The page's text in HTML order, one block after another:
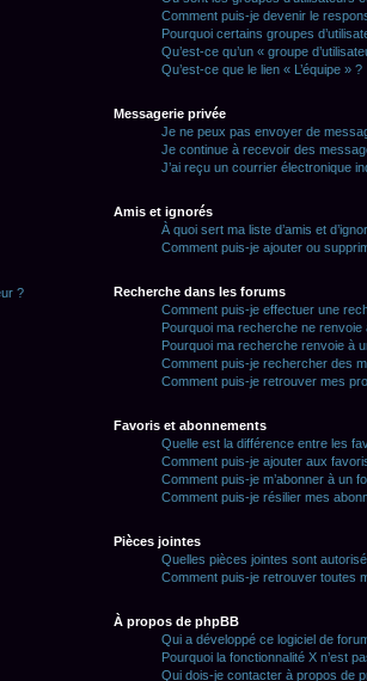
?
Comment puis-je devenir le
Pourquoi certains groupes
Qu’est-ce qu’un « groupe
Qu’est-ce que le lien « L’équipe » ?
Messagerie privée
Je ne peux pas envoyer de
Je continue à recevoir des
J’ai reçu un courrier électronique
Amis et ignorés
À quoi sert ma liste d’amis et
Comment puis-je ajouter ou
Recherche dans les forums
Comment puis-je effectuer une
Pourquoi ma recherche ne renvoie
Pourquoi ma recherche renvoie à
Comment puis-je rechercher des
Comment puis-je retrouver mes
Favoris et abonnements
Quelle est la différence entre les
Comment puis-je ajouter aux
Comment puis-je m’abonner à un
Comment puis-je résilier mes
Pièces jointes
Quelles pièces jointes sont
Comment puis-je retrouver toutes
À propos de phpBB
Qui a développé ce logiciel de
Pourquoi la fonctionnalité X n’est
Qui dois-je contacter à propos de